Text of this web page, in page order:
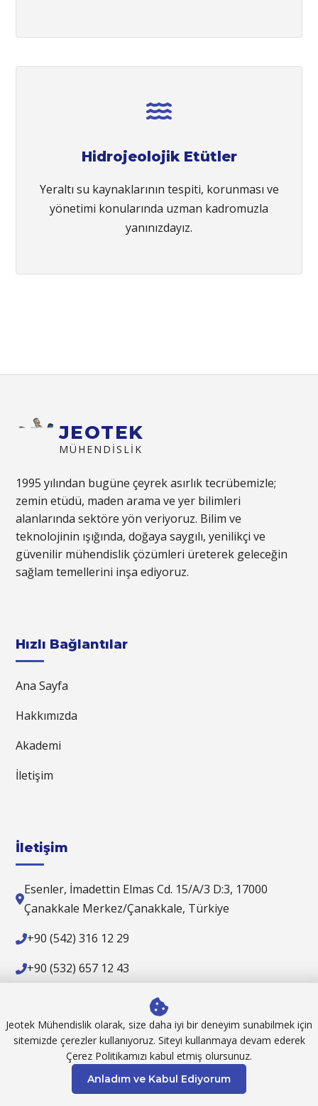
Hidrojeolojik Etütler
Yeraltı su kaynaklarının tespiti, korunması ve
yönetimi konularında uzman kadromuzla
yanınızdayız.
JEOTEK
MÜHENDISLIK
1995 yılından bugüne çeyrek asırlık tecrübemizle;
zemin etüdü, maden arama ve yer bilimleri
alanlarında sektöre yön veriyoruz. Bilim ve
teknolojinin ışığında, doğaya saygılı, yenilikçi ve
güvenilir mühendislik çözümleri üreterek geleceğin
sağlam temellerini inşa ediyoruz.
Hızlı Bağlantılar
Ana Sayfa
Hakkımızda
Akademi
İletişim
İletişim
Esenler, İmadettin Elmas Cd. 15/A/3 D:3, 17000
Çanakkale Merkez/Çanakkale, Türkiye
+90 (542) 316 12 29
+90 (532) 657 12 43
© 1995 - 2026 Jeotek Mühendislik Madencilik Müşavirlik San
ve Tic. Ltd. Şti. Tüm hakları saklıdır.
Jeotek Mühendislik olarak, size daha iyi bir deneyim sunabilmek için
sitemizde çerezler kullanıyoruz. Siteyi kullanmaya devam ederek
Çerez Politikamızı kabul etmiş olursunuz.
Anladım ve Kabul Ediyorum